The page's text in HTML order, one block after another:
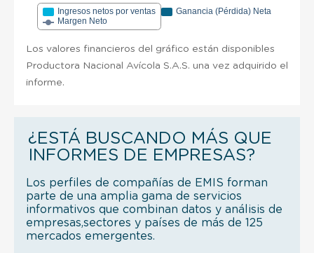
Ingresos netos por ventas
Ganancia (Pérdida) Neta
Margen Neto
Los valores financieros del gráfico están disponibles
Productora Nacional Avícola S.A.S. una vez adquirido el
informe.
¿ESTÁ BUSCANDO MÁS QUE
INFORMES DE EMPRESAS?
Los perfiles de compañías de EMIS forman
parte de una amplia gama de servicios
informativos que combinan datos y análisis de
empresas,sectores y países de más de 125
mercados emergentes.